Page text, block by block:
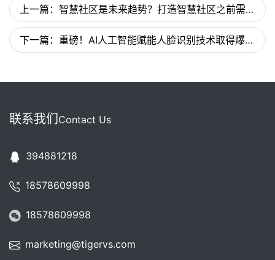
上一篇：智慧社区是未来趋势？打造智慧社区之前需清楚这几件事！
下一篇：重磅！AI人工智能赋能人脸识别技术取得爆发性发展
联系我们 Contact Us
394881218
18578609998
18578609998
marketing@tigervs.com